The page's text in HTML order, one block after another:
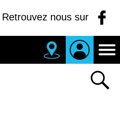
Retrouvez nous sur